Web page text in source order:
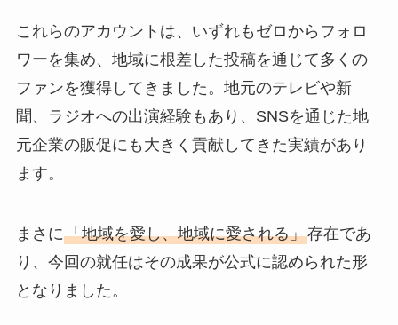
これらのアカウントは、いずれもゼロからフォロ
ワーを集め、地域に根差した投稿を通じて多くの
ファンを獲得してきました。地元のテレビや新
聞、ラジオへの出演経験もあり、SNSを通じた地
元企業の販促にも大きく貢献してきた実績があり
ます。
まさに「地域を愛し、地域に愛される」存在であ
り、今回の就任はその成果が公式に認められた形
となりました。